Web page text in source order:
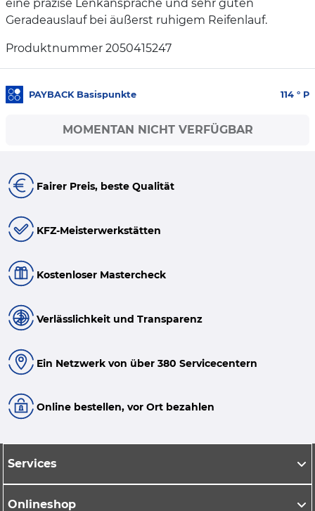
eine präzise Lenkansprache und sehr guten
Geradeauslauf bei äußerst ruhigem Reifenlauf.
Produktnummer 2050415247
PAYBACK Basispunkte 114 ° P
MOMENTAN NICHT VERFÜGBAR
Fairer Preis, beste Qualität
KFZ-Meisterwerkstätten
Kostenloser Mastercheck
Verlässlichkeit und Transparenz
Ein Netzwerk von über 380 Servicecentern
Online bestellen, vor Ort bezahlen
Services
Onlineshop